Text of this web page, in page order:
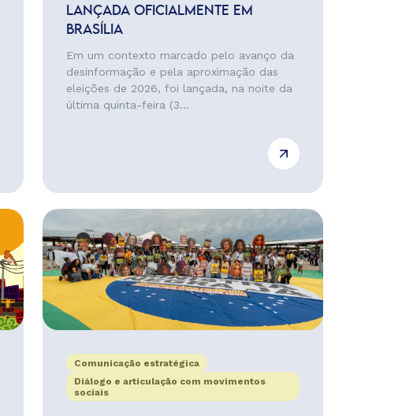
LANÇADA OFICIALMENTE EM
BRASÍLIA
Em um contexto marcado pelo avanço da
desinformação e pela aproximação das
eleições de 2026, foi lançada, na noite da
última quinta-feira (3...
Comunicação estratégica
Diálogo e articulação com movimentos
sociais